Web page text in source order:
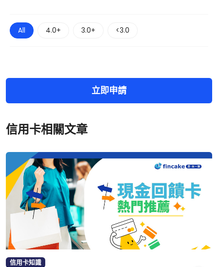
All 4.0+ 3.0+ <3.0
立即申請
信用卡相關文章
信用卡知識